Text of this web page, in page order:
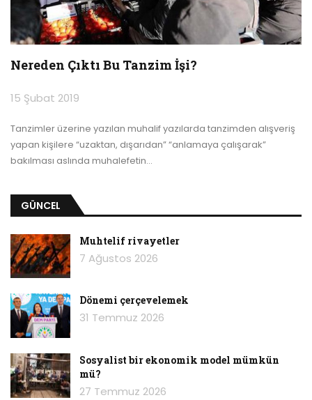
Nereden Çıktı Bu Tanzim İşi?
15 Şubat 2019
Tanzimler üzerine yazılan muhalif yazılarda tanzimden alışveriş
yapan kişilere “uzaktan, dışarıdan” “anlamaya çalışarak”
bakılması aslında muhalefetin…
GÜNCEL
Muhtelif rivayetler
7 Ağustos 2026
Dönemi çerçevelemek
31 Temmuz 2026
Sosyalist bir ekonomik model mümkün
mü?
27 Temmuz 2026